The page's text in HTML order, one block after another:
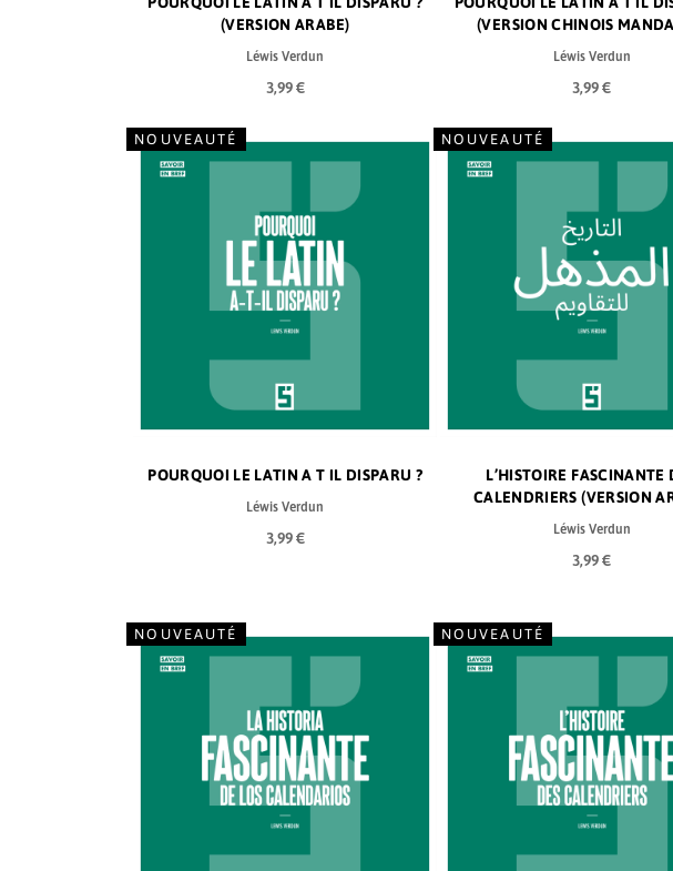
(VERSION ARABE)
Léwis Verdun
3,99 €
(VERSION CHINOIS
Léwis Verdun
3,99 €
NOUVEAUTÉ
POURQUOI LE LATIN A T IL DISPARU ?
Léwis Verdun
3,99 €
NOUVEAUTÉ
L’HISTOIRE FASCINANTE
CALENDRIERS (VERSION
Léwis Verdun
3,99 €
NOUVEAUTÉ NOUVEAUTÉ